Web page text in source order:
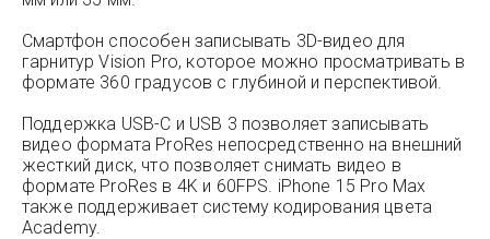
Смартфон способен записывать 3D-видео для
гарнитур Vision Pro, которое можно просматривать в
формате 360 градусов с глубиной и перспективой.
Поддержка USB-C и USB 3 позволяет записывать
видео формата ProRes непосредственно на внешний
жесткий диск, что позволяет снимать видео в
формате ProRes в 4K и 60FPS. iPhone 15 Pro Max
также поддерживает систему кодирования цвета
Academy.